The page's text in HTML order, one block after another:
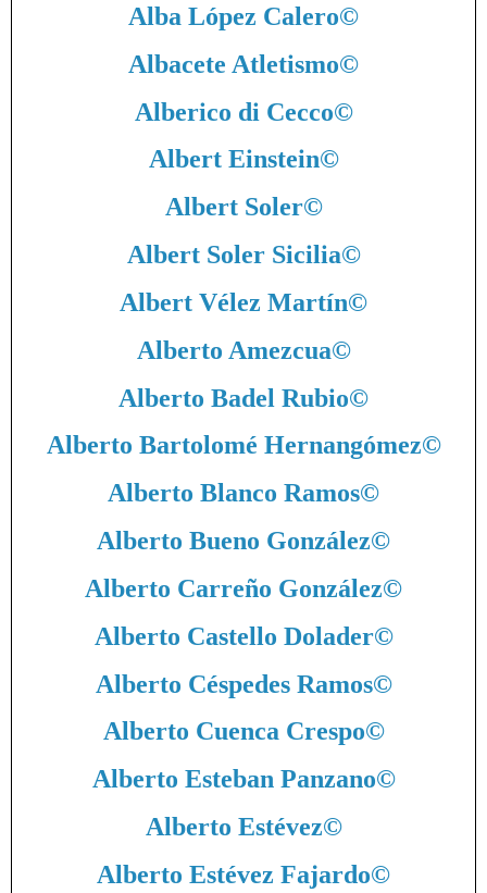
Alba López Calero©
Albacete Atletismo©
Alberico di Cecco©
Albert Einstein©
Albert Soler©
Albert Soler Sicilia©
Albert Vélez Martín©
Alberto Amezcua©
Alberto Badel Rubio©
Alberto Bartolomé Hernangómez©
Alberto Blanco Ramos©
Alberto Bueno González©
Alberto Carreño González©
Alberto Castello Dolader©
Alberto Céspedes Ramos©
Alberto Cuenca Crespo©
Alberto Esteban Panzano©
Alberto Estévez©
Alberto Estévez Fajardo©